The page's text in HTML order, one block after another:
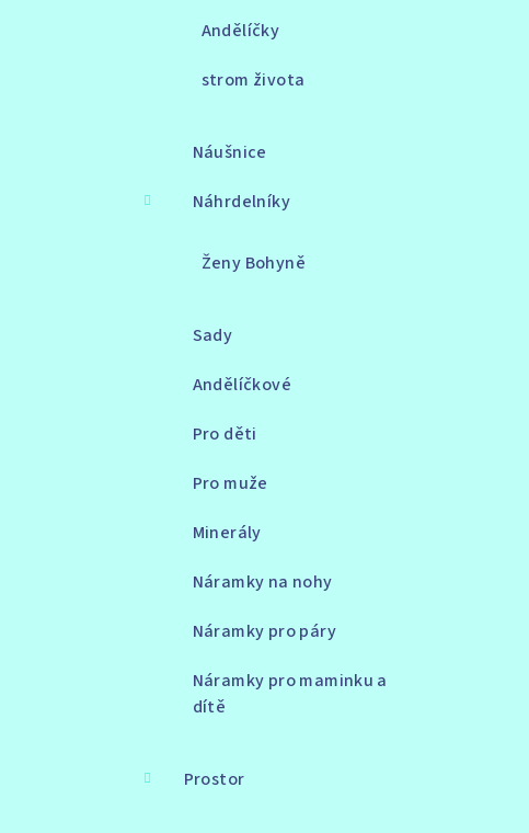
Andělíčky
strom života
Náušnice
Náhrdelníky
Ženy Bohyně
Sady
Andělíčkové
Pro děti
Pro muže
Minerály
Náramky na nohy
Náramky pro páry
Náramky pro maminku a
dítě
Prostor